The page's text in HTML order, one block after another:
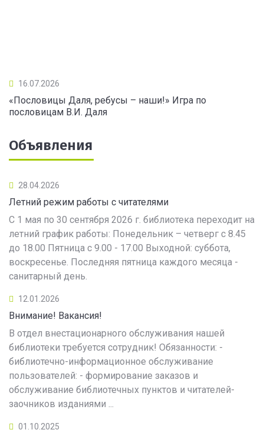
16.07.2026
«Пословицы Даля, ребусы – наши!» Игра по
пословицам В.И. Даля
Объявления
28.04.2026
Летний режим работы с читателями
С 1 мая по 30 сентября 2026 г. библиотека переходит на
летний график работы: Понедельник – четверг с 8.45
до 18.00 Пятница с 9.00 - 17.00 Выходной: суббота,
воскресенье. Последняя пятница каждого месяца -
санитарный день.
12.01.2026
Внимание! Вакансия!
В отдел внестационарного обслуживания нашей
библиотеки требуется сотрудник! Обязанности: -
библиотечно-информационное обслуживание
пользователей: - формирование заказов и
обслуживание библиотечных пунктов и читателей-
заочников изданиями ...
01.10.2025